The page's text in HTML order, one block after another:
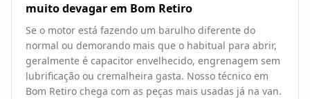
muito devagar em Bom Retiro
Se o motor está fazendo um barulho diferente do
normal ou demorando mais que o habitual para abrir,
geralmente é capacitor envelhecido, engrenagem sem
lubrificação ou cremalheira gasta. Nosso técnico em
Bom Retiro chega com as peças mais usadas já na van.